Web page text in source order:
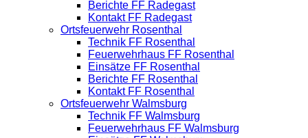
Berichte FF Radegast
Kontakt FF Radegast
Ortsfeuerwehr Rosenthal
Technik FF Rosenthal
Feuerwehrhaus FF Rosenthal
Einsätze FF Rosenthal
Berichte FF Rosenthal
Kontakt FF Rosenthal
Ortsfeuerwehr Walmsburg
Technik FF Walmsburg
Feuerwehrhaus FF Walmsburg